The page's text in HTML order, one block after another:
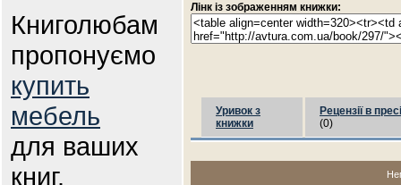
Книголюбам
пропонуємо
купить
мебель
для ваших
книг.
Лінк із зображенням книжки:
Уривок з
книжки
Рецензії в пресі
(0)